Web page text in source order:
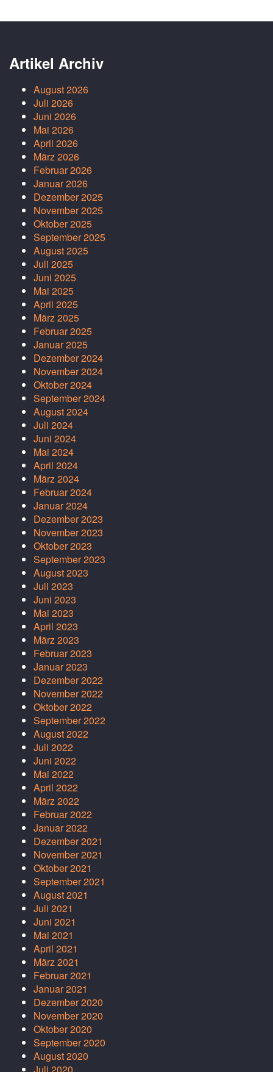
Artikel Archiv
August 2026
Juli 2026
Juni 2026
Mai 2026
April 2026
März 2026
Februar 2026
Januar 2026
Dezember 2025
November 2025
Oktober 2025
September 2025
August 2025
Juli 2025
Juni 2025
Mai 2025
April 2025
März 2025
Februar 2025
Januar 2025
Dezember 2024
November 2024
Oktober 2024
September 2024
August 2024
Juli 2024
Juni 2024
Mai 2024
April 2024
März 2024
Februar 2024
Januar 2024
Dezember 2023
November 2023
Oktober 2023
September 2023
August 2023
Juli 2023
Juni 2023
Mai 2023
April 2023
März 2023
Februar 2023
Januar 2023
Dezember 2022
November 2022
Oktober 2022
September 2022
August 2022
Juli 2022
Juni 2022
Mai 2022
April 2022
März 2022
Februar 2022
Januar 2022
Dezember 2021
November 2021
Oktober 2021
September 2021
August 2021
Juli 2021
Juni 2021
Mai 2021
April 2021
März 2021
Februar 2021
Januar 2021
Dezember 2020
November 2020
Oktober 2020
September 2020
August 2020